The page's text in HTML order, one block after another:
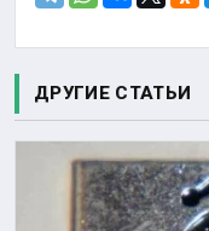
ДРУГИЕ СТАТЬИ